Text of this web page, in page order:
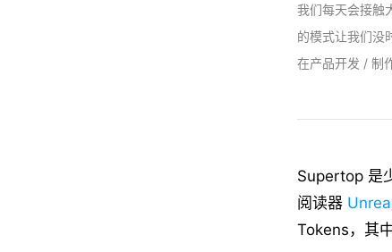
我们每天会接触
的模式让我们没
在产品开发 / 制
Supertop 是
阅读器
Tokens，其